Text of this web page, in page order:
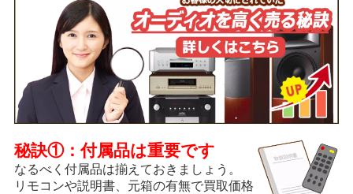
秘訣①：付属品は重要です
なるべく付属品は揃えておきましょう。
リモコンや説明書、元箱の有無で買取価格